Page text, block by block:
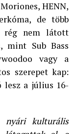
HENN,
de több
rég nem látott
mint Sub Bass
vagy a
szerepet kap:
lesz a július 16-
nyári kulturális